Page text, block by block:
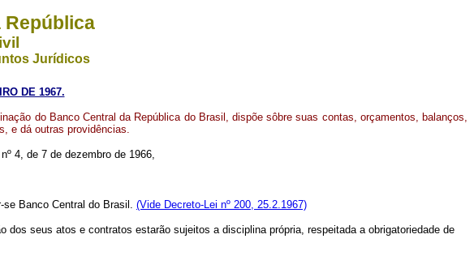
República
Jurídicos
DE 1967.
do Banco Central da República do Brasil, dispõe sôbre suas contas, orçamentos, balanços,
e dá outras providências.
4, de 7 de dezembro de 1966,
se Banco Central do Brasil. (Vide Decreto-Lei nº 200, 25.2.1967)
seus atos e contratos estarão sujeitos a disciplina própria, respeitada a obrigatoriedade de